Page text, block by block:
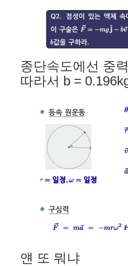
종단속도에선 중
따라서 b =
얜 또 뭐냐